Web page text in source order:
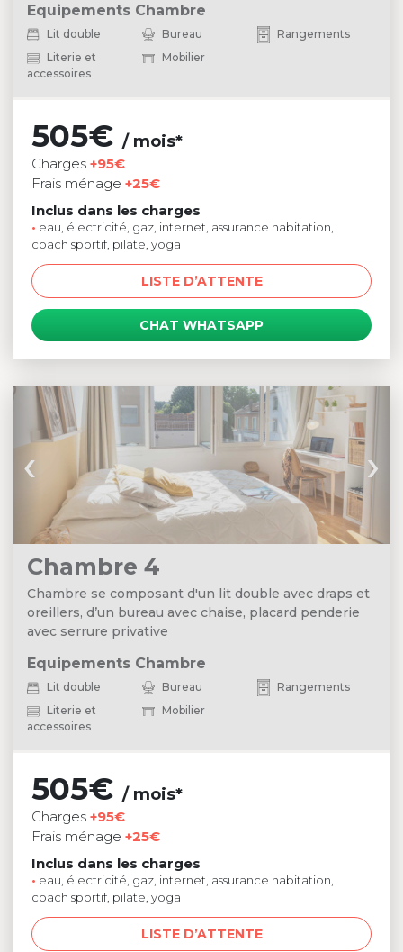
Equipements Chambre
Lit double Bureau
Rangements
Literie et
accessoires
Mobilier
505€ / mois*
Charges +95€
Frais ménage +25€
Inclus dans les charges
• eau, électricité, gaz, internet, assurance habitation,
coach sportif, pilate, yoga
LISTE D’ATTENTE
CHAT WHATSAPP
‹ ›
Chambre 4
Chambre se composant d'un lit double avec draps et
oreillers, d’un bureau avec chaise, placard penderie
avec serrure privative
Equipements Chambre
Lit double Bureau
Rangements
Literie et
accessoires
Mobilier
505€ / mois*
Charges +95€
Frais ménage +25€
Inclus dans les charges
• eau, électricité, gaz, internet, assurance habitation,
coach sportif, pilate, yoga
LISTE D’ATTENTE